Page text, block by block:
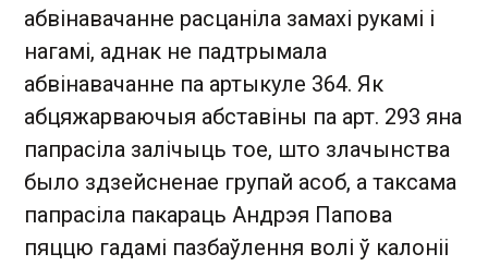
абвінавачанне расцаніла замахі рукамі і
нагамі, аднак не падтрымала
абвінавачанне па артыкуле 364. Як
абцяжарваючыя абставіны па арт. 293 яна
папрасіла залічыць тое, што злачынства
было здзейсненае групай асоб, а таксама
папрасіла пакараць Андрэя Папова
пяццю гадамі пазбаўлення волі ў калоніі